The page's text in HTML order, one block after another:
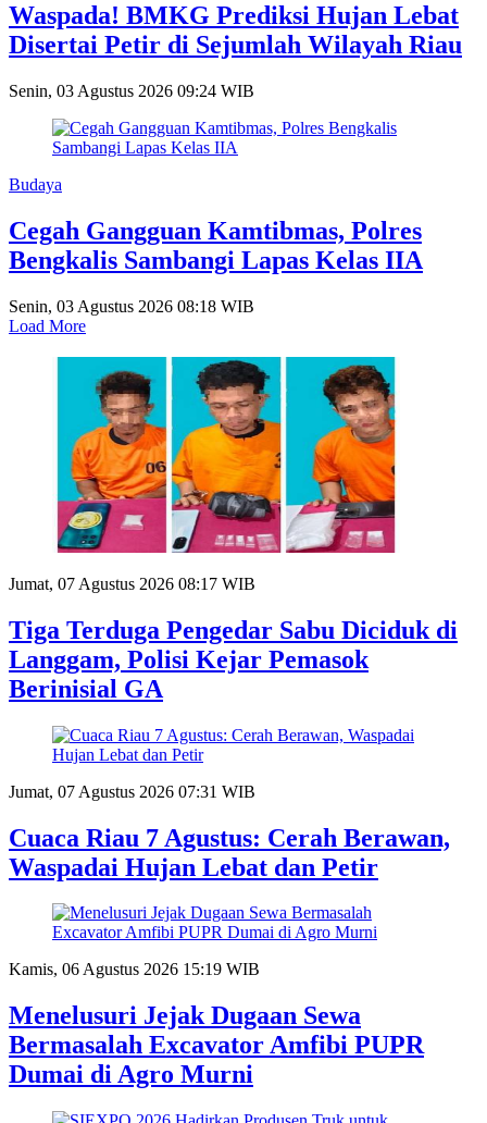
Waspada! BMKG Prediksi Hujan Lebat
Disertai Petir di Sejumlah Wilayah Riau
Senin, 03 Agustus 2026 09:24 WIB
Budaya
Cegah Gangguan Kamtibmas, Polres
Bengkalis Sambangi Lapas Kelas IIA
Senin, 03 Agustus 2026 08:18 WIB
Load More
Jumat, 07 Agustus 2026 08:17 WIB
Tiga Terduga Pengedar Sabu Diciduk di
Langgam, Polisi Kejar Pemasok
Berinisial GA
Jumat, 07 Agustus 2026 07:31 WIB
Cuaca Riau 7 Agustus: Cerah Berawan,
Waspadai Hujan Lebat dan Petir
Kamis, 06 Agustus 2026 15:19 WIB
Menelusuri Jejak Dugaan Sewa
Bermasalah Excavator Amfibi PUPR
Dumai di Agro Murni